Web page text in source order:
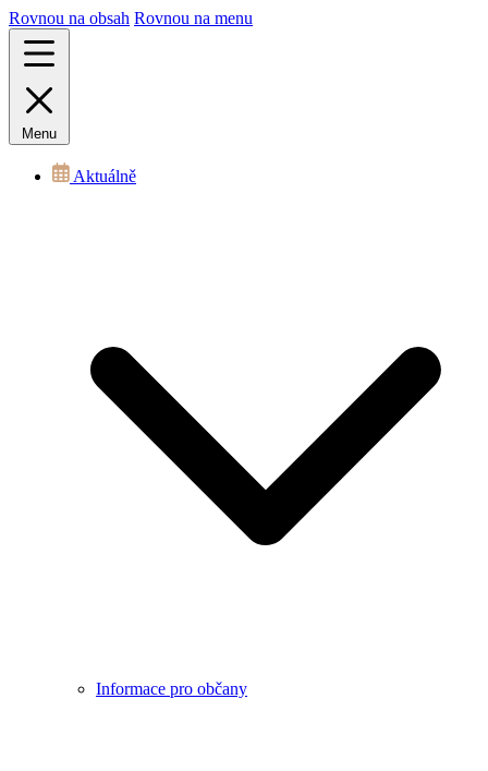
Rovnou na obsah Rovnou na menu
Menu
Aktuálně
Informace pro občany